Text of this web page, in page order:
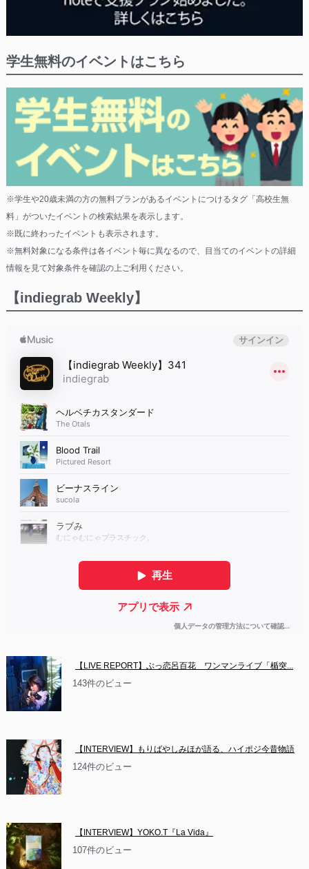
学生無料のイベントはこちら
※学生や20歳未満の方の無料プランがあるイベントにつけるタグ「高校生無
料」がついたイベントの検索結果を表示します。
※既に終わったイベントも表示されます。
※無料対象になる条件は各イベント毎に異なるので、目当てのイベントの詳細
情報を見て対象条件を確認の上ご利用ください。
【indiegrab Weekly】
【LIVE REPORT】ぶっ恋呂百花　ワンマンライブ「楯突...
143件のビュー
【INTERVIEW】もりばやしみほが語る、ハイポジ今昔物語
124件のビュー
【INTERVIEW】YOKO.T『La Vida』
107件のビュー